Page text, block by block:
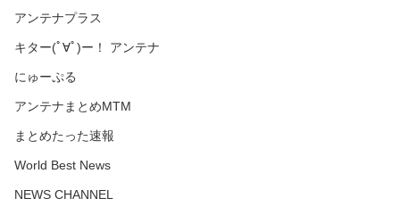
アンテナプラス
キター(ﾟ∀ﾟ)ー！ アンテナ
にゅーぷる
アンテナまとめMTM
まとめたった速報
World Best News
NEWS CHANNEL